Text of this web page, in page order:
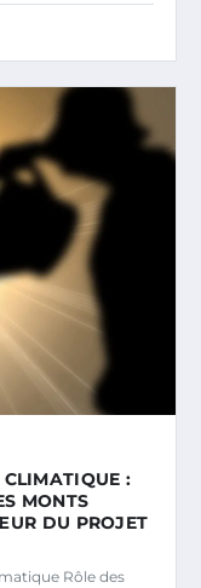
:
MONTS
DU PROJET
Rôle des